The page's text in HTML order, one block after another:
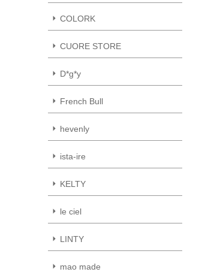
COLORK
CUORE STORE
D*g*y
French Bull
hevenly
ista-ire
KELTY
le ciel
LINTY
mao made